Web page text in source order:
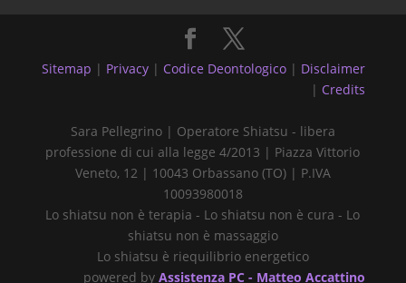
Sitemap | Privacy | Codice Deontologico | Disclaimer
| Credits
Sara Pellegrino | Operatore Shiatsu - libera
professione di cui alla legge 4/2013 | Piazza Vittorio
Veneto, 12 | 10043 Orbassano (TO) | P.IVA
10093980018
Lo shiatsu non è terapia - Lo shiatsu non è cura - Lo
shiatsu non è massaggio
Lo shiatsu è riequilibrio energetico
powered byAssistenza PC - Matteo Accattino